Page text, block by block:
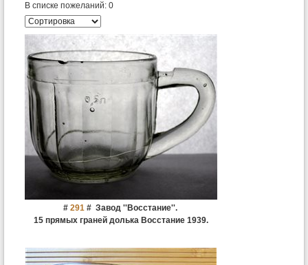
В списке пожеланий: 0
# 291# Завод ''Восстание''.
15 прямых граней долька Восстание 1939.